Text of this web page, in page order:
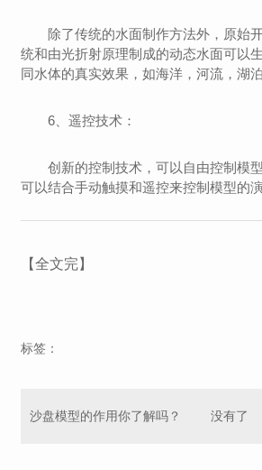
除了传统的水面制作方法外，原始
统和由光折射原理制成的动态水面可以
同水体的真实效果，如海洋，河流，湖
6、遥控技术：
创新的控制技术，可以自由控制模
可以结合手动触摸和遥控来控制模型的演
【全文完】
标签：
沙盘模型的作用你了解吗？ 没有了